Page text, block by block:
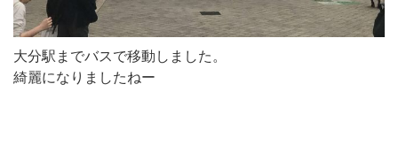
大分駅までバスで移動しました。
綺麗になりましたねー